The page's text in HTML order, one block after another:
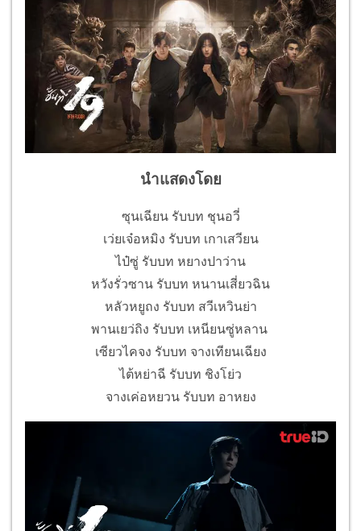
นำแสดงโดย
ซุนเฉียน รับบท ชุนอวี่
เว่ยเจ๋อหมิง รับบท เกาเสวียน
ไป๋ซู่ รับบท หยางปาว่าน
หวังรั่วซาน รับบท หนานเสี่ยวฉิน
หลัวหยูถง รับบท สวีเหวินย่า
พานเยว่ถิง รับบท เหนียนซู่หลาน
เซียวไคจง รับบท จางเทียนเฉียง
ไต้หย่าฉี รับบท ชิงโย่ว
จางเค่อหยวน รับบท อาหยง